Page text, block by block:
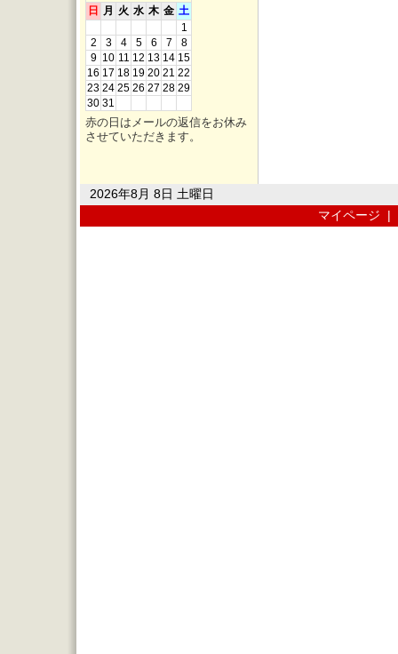
日 月 火 水 木 金 土
1
2
3 4 5 6 7
8
9 10 11 12 13 14 15
16 17 18 19 20 21 22
23 24 25 26 27 28 29
30 31
赤の日はメールの返信をお休み
させていただきます。
2026年8月 8日 土曜日
マイページ